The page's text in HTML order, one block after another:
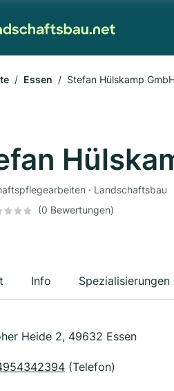
Essen Stefan Hülskamp
· Landschaftsbau
(0 Bewertungen)
Info Spezialisierungen
Heide 2, 49632 Essen
(Telefon)